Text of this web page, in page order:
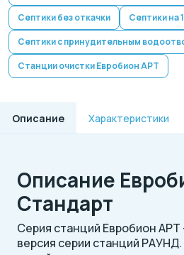
Септики без откачки
Септики на
Септики с принудительным
Станции очистки Евробион АРТ
Описание Характеристики
Описание
Стандарт
Серия станций Евробион АРТ
версия серии станций